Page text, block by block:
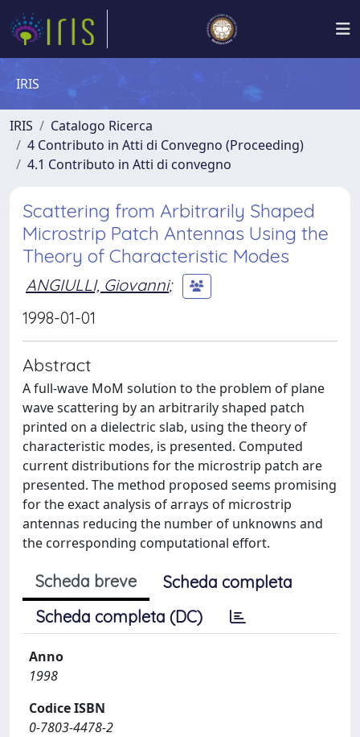
IRIS
IRIS
Catalogo Ricerca
4 Contributo in Atti di Convegno (Proceeding)
4.1 Contributo in Atti di convegno
Scattering from Arbitrarily Shaped
Microstrip Patch Antennas Using the
Theory of Characteristic Modes
ANGIULLI, Giovanni;
1998-01-01
Abstract
A full-wave MoM solution to the problem of plane
wave scattering by an arbitrarily shaped patch
printed on a dielectric slab, using the theory of
characteristic modes, is presented. Computed
current distributions for the microstrip patch are
presented. The method proposed seems promising
for the exact analysis of arrays of microstrip
antennas reducing the number of unknowns and
the corresponding computational effort.
Scheda breve
Scheda completa
Scheda completa (DC)
Anno
1998
Codice ISBN
0-7803-4478-2